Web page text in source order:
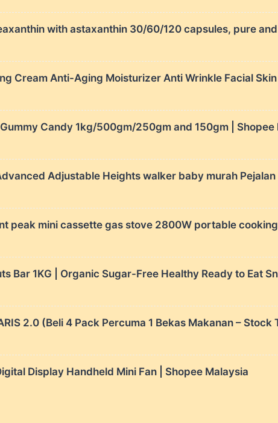
with astaxanthin 30/60/120 capsules, pure
Cream Anti-Aging Moisturizer Anti Wrinkle Facial
Candy 1kg/500gm/250gm and 150gm | Shopee
Adjustable Heights walker baby murah
peak mini cassette gas stove 2800W portable
Bar 1KG | Organic Sugar-Free Healthy Ready to Eat
2.0 (Beli 4 Pack Percuma 1 Bekas Makanan –
Display Handheld Mini Fan | Shopee Malaysia